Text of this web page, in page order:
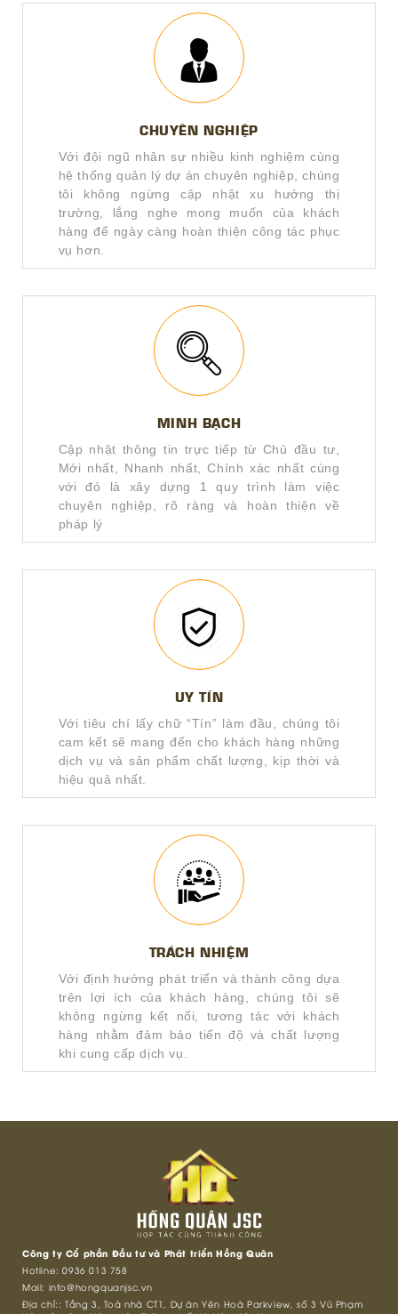
CHUYÊN NGHIỆP
Với đội ngũ nhân sự nhiều kinh nghiệm cùng
hệ thống quản lý dự án chuyên nghiệp, chúng
tôi không ngừng cập nhật xu hướng thị
trường, lắng nghe mong muốn của khách
hàng để ngày càng hoàn thiện công tác phục
vụ hơn.
MINH BẠCH
Cập nhật thông tin trực tiếp từ Chủ đầu tư,
Mới nhất, Nhanh nhất, Chính xác nhất cùng
với đó là xây dựng 1 quy trình làm việc
chuyên nghiệp, rõ ràng và hoàn thiện về
pháp lý
UY TÍN
Với tiêu chí lấy chữ “Tín” làm đầu, chúng tôi
cam kết sẽ mang đến cho khách hàng những
dịch vụ và sản phẩm chất lượng, kịp thời và
hiệu quả nhất.
TRÁCH NHIỆM
Với định hướng phát triển và thành công dựa
trên lợi ích của khách hàng, chúng tôi sẽ
không ngừng kết nối, tương tác với khách
hàng nhằm đảm bảo tiến độ và chất lượng
khi cung cấp dịch vụ.
Công ty Cổ phần Đầu tư và Phát triển Hồng Quân
Hotline:0936 013 758
Mail: info@hongquanjsc.vn
Địa chỉ:: Tầng 3, Toà nhà CT1, Dự án Yên Hoà Parkview, số 3 Vũ Phạm